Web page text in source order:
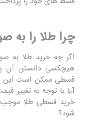
چرا طلا را
اگر چه خرید طلا به
هیچکسی دانستن آن
قسطی ممکن است این
آیا با توجه به تغییر
خرید قسطی طلا موجب
شود؟